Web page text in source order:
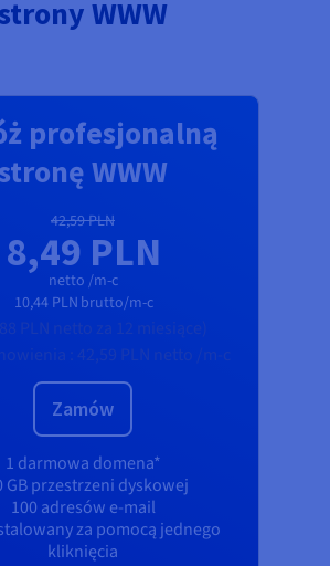
WWW
profesjonalną
WWW
42,59 PLN
8,49 PLN
netto /m-c
10,44 PLN brutto/m-c
Zamów
1 darmowa domena*
GB przestrzeni dyskowej
100 adresów e-mail
za pomocą jednego
kliknięcia